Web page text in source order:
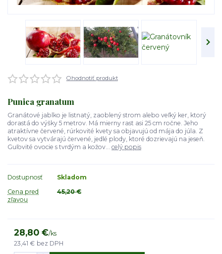
Ohodnotiť produkt
Punica granatum
Granátové jablko je listnatý, zaoblený strom alebo veľký ker, ktorý
dorastá do výšky 5 metrov. Má mierny rast asi 25 cm ročne. Jeho
atraktívne červené, rúrkovité kvety sa objavujú od mája do júla. Z
kvetov sa vytvárajú červené, jedlé plody, ktoré dozrievajú na jeseň.
Guľovité ovocie s tvrdým a kožov... celý popis
Dostupnosť
Skladom
Cena pred
zľavou
45,20 €
28,80 €/ks
23,41 € bez DPH